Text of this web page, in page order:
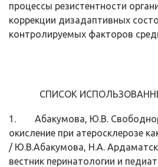
процессы резистентности
коррекции дизадаптивных
контролируемых факторов
СПИСОК
1. Абакумова, Ю.В.
окисление при атеросклерозе
/ Ю.В.Абакумова, H.A.
вестник перинатологии и